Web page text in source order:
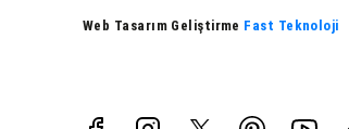
Web Tasarım Geliştirme Fast Teknoloji